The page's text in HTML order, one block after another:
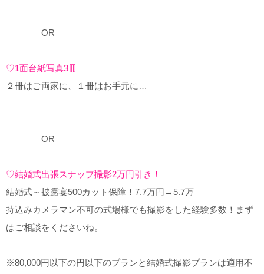
OR
♡1面台紙写真3冊
２冊はご両家に、１冊はお手元に…
OR
♡結婚式出張スナップ撮影2万円引き！
結婚式～披露宴500カット保障！7.7万円→5.7万
持込みカメラマン不可の式場様でも撮影をした経験多数！まず
はご相談をくださいね。
※80,000円以下の円以下のプランと結婚式撮影プランは適用不